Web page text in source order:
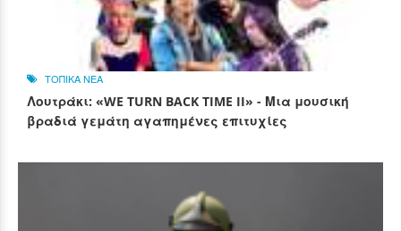
ΤΟΠΙΚΑ ΝΕΑ
Λουτράκι: «WE TURN BACK TIME II» - Μια μουσική
βραδιά γεμάτη αγαπημένες επιτυχίες